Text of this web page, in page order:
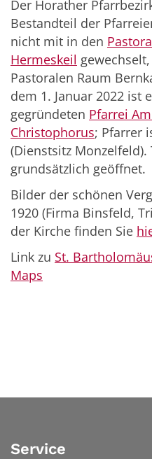
Der Horather
Bestandteil der
nicht mit in den
Hermeskeil
Pastoralen Raum
dem 1. Januar 2022 ist
gegründeten Pfarrei
Christophorus; Pfarrer
(Dienstsitz
grundsätzlich geöffnet.
Bilder der schönen
1920 (Firma Binsfeld,
der Kirche finden Sie
Link zu St.
Maps
Service